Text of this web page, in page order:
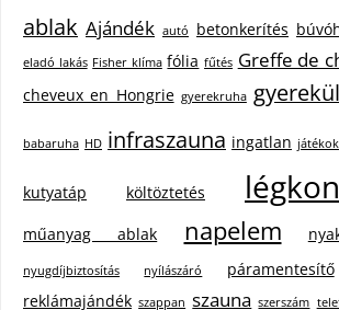
ablak Ajándék autó betonkerítés
eladó lakás Fisher klíma fólia fűtés Greffe de
cheveux en Hongrie gyerekruha
babaruha HD infraszauna ingatlan játékok
kutyatáp költöztetés
műanyag ablak napelem
nyugdíjbiztosítás nyílászáró páramentesítő
reklámajándék szappan szauna szerszám